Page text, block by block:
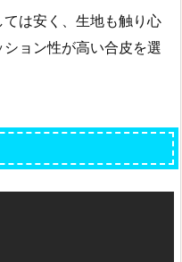
は安く、生地も触り心
ョン性が高い合皮を選